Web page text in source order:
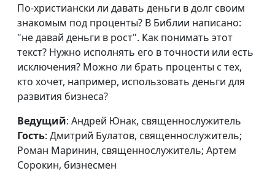
бизнесмен
Библия и финансы.
Благотворительность:
в чем подвох?
Андрей Юнак,
священнослужитель,
Дмитрий Булатов,
священнослужитель;
Артем Сорокин,
бизнесмен
Библия и финансы.
По-христиански ли давать деньги в долг своим
знакомым под проценты? В Библии написано:
"не давай деньги в рост". Как понимать этот
текст? Нужно исполнять его в точности или есть
исключения? Можно ли брать проценты с тех,
кто хочет, например, использовать деньги для
развития бизнеса?
Ведущий: Андрей Юнак, священнослужитель
Гость: Дмитрий Булатов, священнослужитель;
Роман Маринин, священнослужитель; Артем
Сорокин, бизнесмен